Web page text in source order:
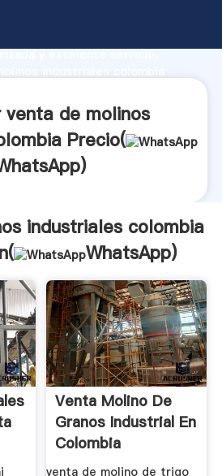
y excelente servicio,
venta de molinos
Precio(
)
industriales colombia
WhatsApp)
Venta Molino De
Granos Industrial En
Colombia
venta de molino de trigo